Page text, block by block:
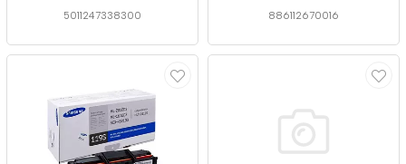
5011247338300 886112670016